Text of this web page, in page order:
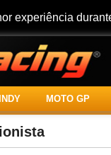
experiência
INDY MOTO GP